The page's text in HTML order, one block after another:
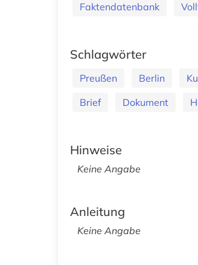
Faktendatenbank
Schlagwörter
Preußen Berlin
Brief
Dokument
Hinweise
Keine Angabe
Anleitung
Keine Angabe